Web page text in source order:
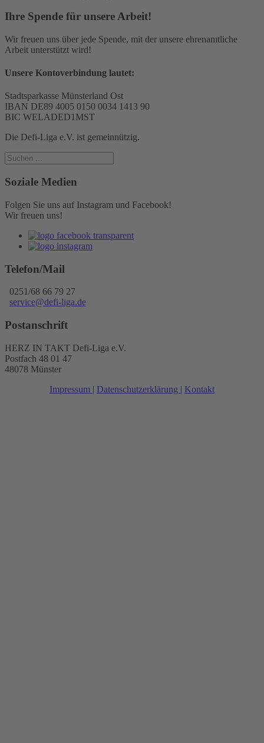
Ihre Spende für unsere Arbeit!
Wir freuen uns über jede Spende, mit der unsere ehrenamtliche
Arbeit unterstützt wird!
Unsere Kontoverbindung lautet:
Stadtsparkasse Münsterland Ost
IBAN DE89 4005 0150 0034 1413 90
BIC WELADED1MST
Die Defi-Liga e.V. ist gemeinnützig.
Soziale Medien
Folgen Sie uns auf Instagram und Facebook!
Wir freuen uns!
Telefon/Mail
0251/68 66 79 27
service@defi-liga.de
Postanschrift
HERZ IN TAKT Defi-Liga e.V.
Postfach 48 01 47
48078 Münster
Impressum | Datenschutzerklärung | Kontakt